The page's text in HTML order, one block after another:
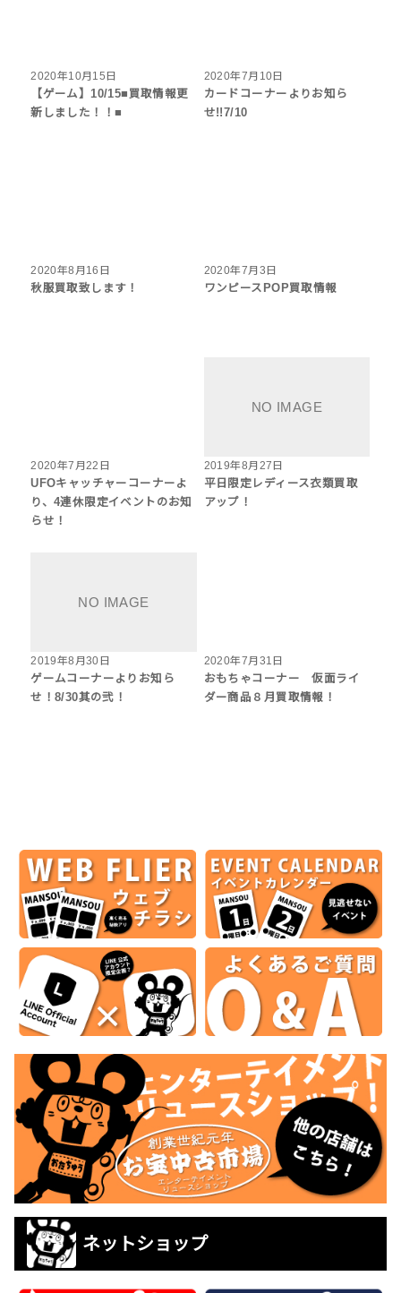
2020年10月15日
【ゲーム】10/15■買取情報更
新しました！！■
2020年7月10日
カードコーナーよりお知ら
せ!!7/10
2020年8月16日
秋服買取致します！
2020年7月3日
ワンピースPOP買取情報
2020年7月22日
UFOキャッチャーコーナーよ
り、4連休限定イベントのお知
らせ！
2019年8月27日
平日限定レディース衣類買取
アップ！
2019年8月30日
ゲームコーナーよりお知ら
せ！8/30其の弐！
2020年7月31日
おもちゃコーナー 仮面ライ
ダー商品８月買取情報！
ネットショップ